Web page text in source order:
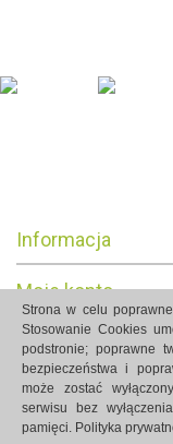
Strona w celu
Stosowanie Cookies
podstronie; poprawne
bezpieczeństwa i
może zostać
serwisu bez
pamięci. Polityka
Informacja
Strony internetowe
Moje konto
Informacja o